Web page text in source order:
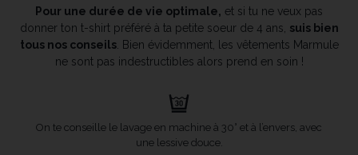
Pour une durée de vie optimale, et si tu ne veux pas
donner ton t-shirt préféré à ta petite soeur de 4 ans, suis bien
tous nos conseils. Bien évidemment, les vêtements Marmule
ne sont pas indestructibles alors prend en soin !
On te conseille le lavage en machine à 30° et à l’envers, avec
une lessive douce.